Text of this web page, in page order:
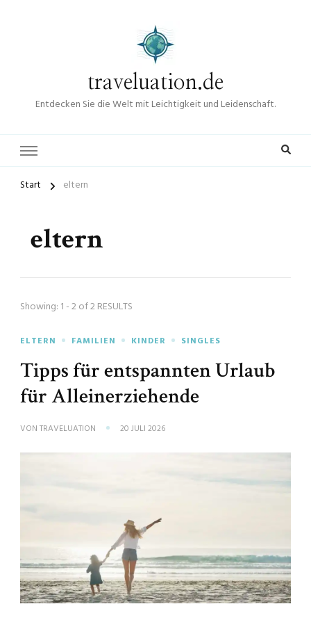
traveluation.de
Entdecken Sie die Welt mit Leichtigkeit und Leidenschaft.
Start eltern
eltern
Showing: 1 - 2 of 2 RESULTS
ELTERN FAMILIEN KINDER SINGLES
Tipps für entspannten Urlaub
für Alleinerziehende
VON TRAVELUATION 20 JULI 2026